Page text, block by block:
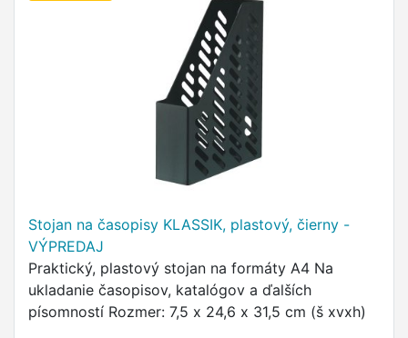
Stojan na časopisy KLASSIK, plastový, čierny -
VÝPREDAJ
Praktický, plastový stojan na formáty A4 Na
ukladanie časopisov, katalógov a ďalších
písomností Rozmer: 7,5 x 24,6 x 31,5 cm (š xvxh)